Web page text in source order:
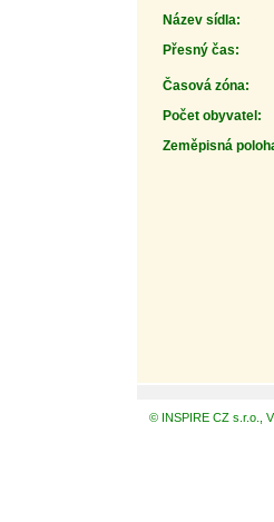
Název sídla:
Přesný čas:
Časová zóna:
Počet obyvatel:
Zeměpisná
© INSPIRE CZ s.r.o.,